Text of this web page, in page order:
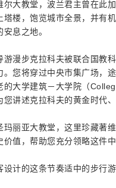
尔大教堂，波兰君主曾在此
塔楼，饱览城市全景，并
息之地。
游漫步克拉科夫被联合国教
。您将穿过中央市集广场，
的大学建筑－大学院（
讲述克拉科夫的黄金时代
玛丽亚大教堂，这里珍藏著
价值，帮助您充分领略这件
计的这条节奏适中的步行